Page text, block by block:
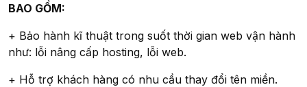
BAO GỒM:
+ Bảo hành kĩ thuật trong suốt thời gian web vận hành
như: lỗi nâng cấp hosting, lỗi web.
+ Hỗ trợ khách hàng có nhu cầu thay đổi tên miền.